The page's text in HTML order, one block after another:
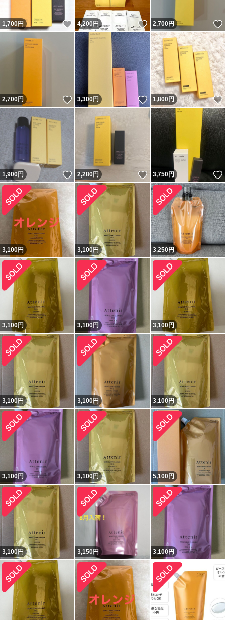
1,700円 いいね！
4,200円 いいね！
2,700円
2,700円 いいね！
3,300円 いいね！
1,800円
1,900円 いいね！
2,280円 いいね！
3,750円
3,100円 3,100円 3,250円
3,100円 3,100円 3,100円
3,100円 3,100円 3,100円
3,100円 3,100円 5,100円
3,100円 3,150円 3,100円